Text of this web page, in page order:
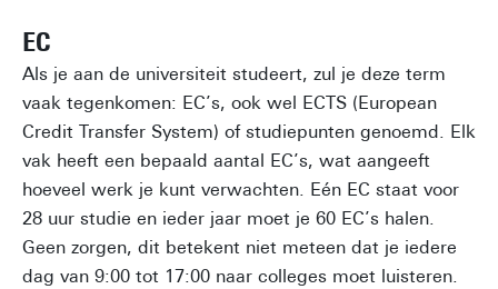
EC
Als je aan de universiteit studeert, zul je deze term
vaak tegenkomen: EC’s, ook wel ECTS (European
Credit Transfer System) of studiepunten genoemd. Elk
vak heeft een bepaald aantal EC’s, wat aangeeft
hoeveel werk je kunt verwachten. Eén EC staat voor
28 uur studie en ieder jaar moet je 60 EC’s halen.
Geen zorgen, dit betekent niet meteen dat je iedere
dag van 9:00 tot 17:00 naar colleges moet luisteren.